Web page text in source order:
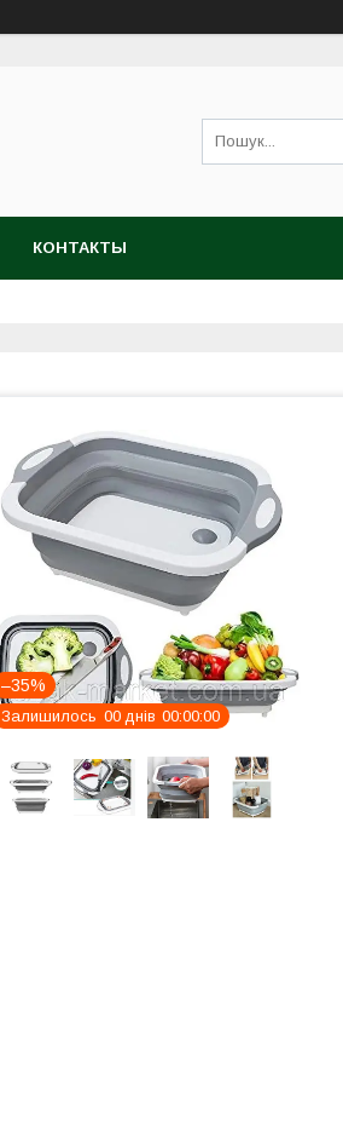
КОНТАКТЫ
–35%
Залишилось 00 днів 00 00 00